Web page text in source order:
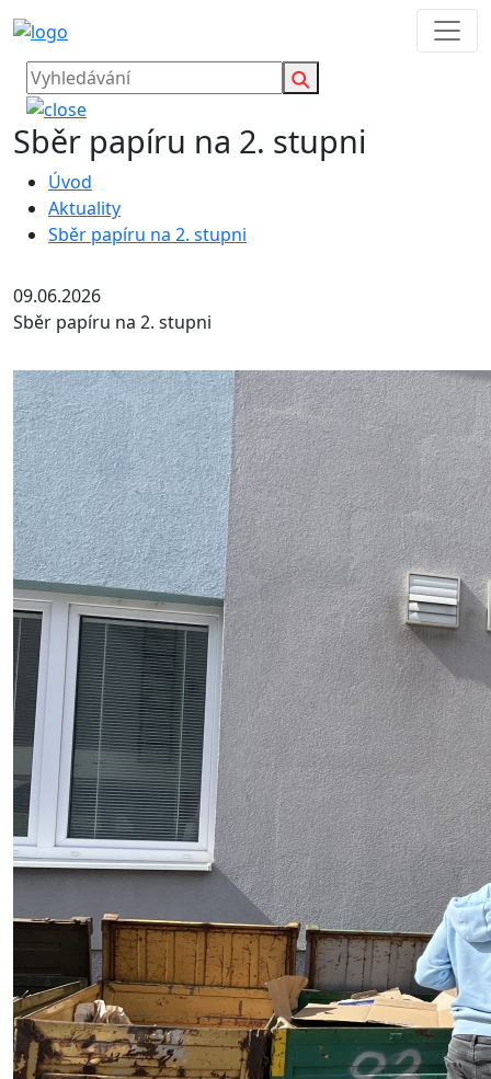
Sběr papíru na 2. stupni
Úvod
Aktuality
Sběr papíru na 2. stupni
09.06.2026
Sběr papíru na 2. stupni